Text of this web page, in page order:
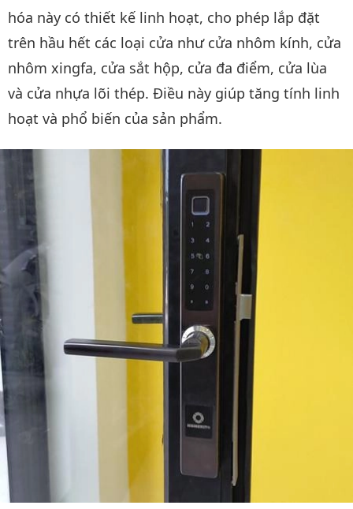
hóa này có thiết kế linh hoạt, cho phép lắp đặt
trên hầu hết các loại cửa như cửa nhôm kính, cửa
nhôm xingfa, cửa sắt hộp, cửa đa điểm, cửa lùa
và cửa nhựa lõi thép. Điều này giúp tăng tính linh
hoạt và phổ biến của sản phẩm.